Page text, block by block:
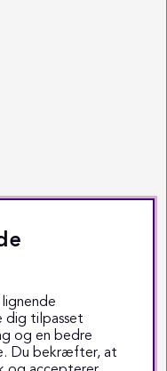
dig tilpasset
og en bedre
Du bekræfter, at